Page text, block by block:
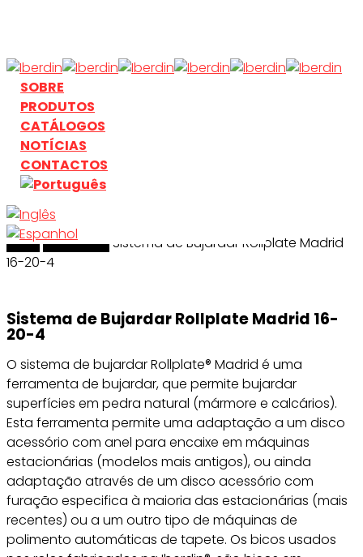
main
content
search
Menu
SOBRE
PRODUTOS
CATÁLOGOS
NOTÍCIAS
CONTACTOS
search
InícioBujardado Sistema de Bujardar Rollplate Madrid
16-20-4
Sistema de Bujardar Rollplate Madrid 16-
20-4
O sistema de bujardar Rollplate® Madrid é uma
ferramenta de bujardar, que permite bujardar
superfícies em pedra natural (mármore e calcários).
Esta ferramenta permite uma adaptação a um disco
acessório com anel para encaixe em máquinas
estacionárias (modelos mais antigos), ou ainda
adaptação através de um disco acessório com
furação especifica à maioria das estacionárias (mais
recentes) ou a um outro tipo de máquinas de
polimento automáticas de tapete. Os bicos usados